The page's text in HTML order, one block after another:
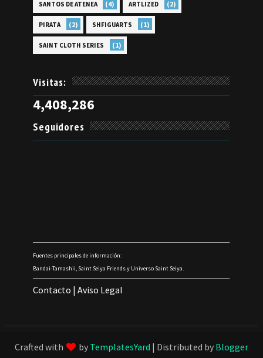
SANTOS DE ATENEA (4) ARTLIZED (2)
PIRATA (2) SHFIGUARTS (1)
SAINT CLOTH SERIES (1)
Visitas:
4,408,286
Seguidores
Fuentes principales de información:
Bandai-Tamashii, Saint Seiya Friends y Universo Saint Seiya.
Contacto |Aviso Legal
Crafted with by TemplatesYard | Distributed by Blogger